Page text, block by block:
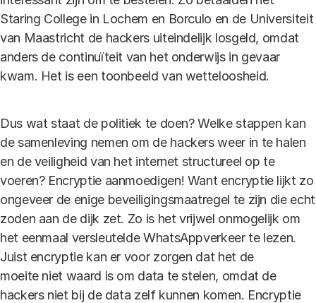
Staring College in Lochem en Borculo en de Universiteit
van Maastricht de hackers uiteindelijk losgeld, omdat
anders de continuïteit van het onderwijs in gevaar
kwam. Het is een toonbeeld van wetteloosheid.
Dus wat staat de politiek te doen? Welke stappen kan
de samenleving nemen om de hackers weer in te halen
en de veiligheid van het internet structureel op te
voeren? Encryptie aanmoedigen! Want encryptie lijkt zo
ongeveer de enige beveiligingsmaatregel te zijn die echt
zoden aan de dijk zet. Zo is het vrijwel onmogelijk om
het eenmaal versleutelde WhatsAppverkeer te lezen.
Juist encryptie kan er voor zorgen dat het de
moeite niet waard is om data te stelen, omdat de
hackers niet bij de data zelf kunnen komen. Encryptie